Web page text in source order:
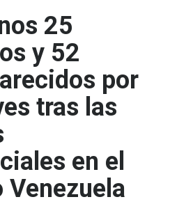
25
y 52
por
tras las
en el
Venezuela